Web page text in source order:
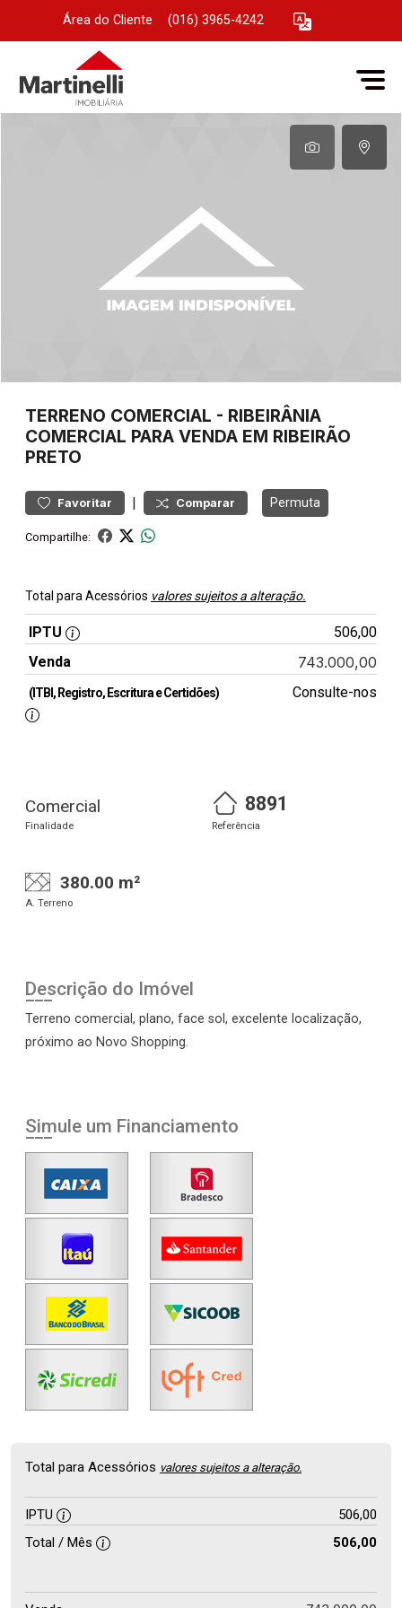
Área do Cliente (016) 3965-4242
TERRENO COMERCIAL - RIBEIRÂNIA
COMERCIAL PARA VENDA EM RIBEIRÃO
PRETO
Favoritar | Comparar Permuta
Compartilhe:
Total para Acessórios valores sujeitos a alteração.
IPTU
506,00
Venda
743.000,00
(ITBI, Registro, Escritura e Certidões) Consulte-nos
Comercial
Finalidade
8891
Referência
380.00 m²
A. Terreno
Descrição do Imóvel
Terreno comercial, plano, face sol, excelente localização,
próximo ao Novo Shopping.
Simule um Financiamento
Total para Acessórios valores sujeitos a alteração.
IPTU
506,00
Total / Mês
506,00